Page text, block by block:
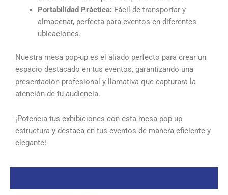
Portabilidad Práctica: Fácil de transportar y
almacenar, perfecta para eventos en diferentes
ubicaciones.
Nuestra mesa pop-up es el aliado perfecto para crear un
espacio destacado en tus eventos, garantizando una
presentación profesional y llamativa que capturará la
atención de tu audiencia.
¡Potencia tus exhibiciones con esta mesa pop-up
estructura y destaca en tus eventos de manera eficiente y
elegante!